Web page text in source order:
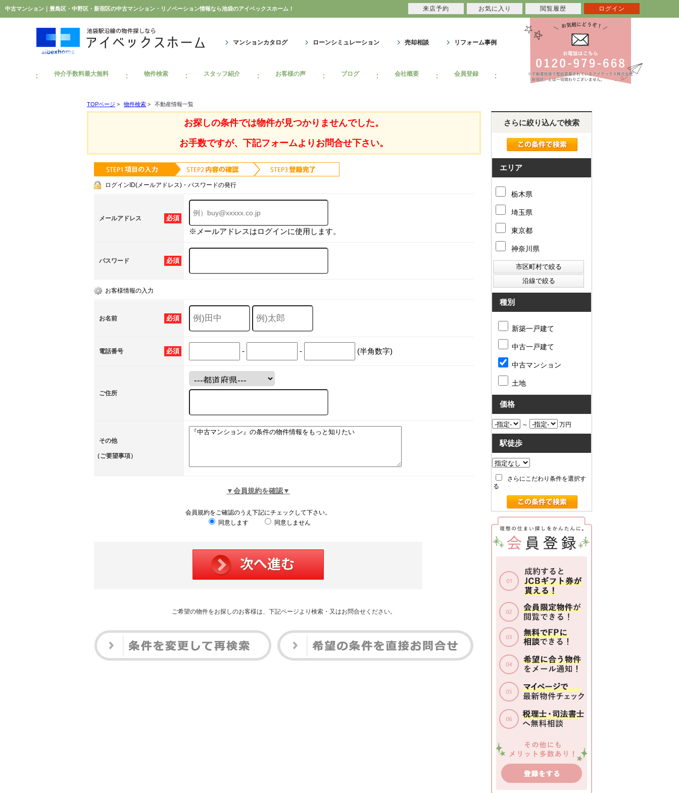
中古マンション｜豊島区・中野区・新宿区の中古マンション・リノベーション情報なら池袋のアイベックスホーム！
マンションカタログ ローンシミュレーション 売却相談 リフォーム事例
仲介手数料最大無料 物件検索 スタッフ紹介 お客様の声 ブログ 会社概要 会員登録
TOPページ > 物件検索 > 不動産情報一覧
お探しの条件では物件が見つかりませんでした。
お手数ですが、下記フォームよりお問合せ下さい。
ログインID(メールアドレス)・パスワードの発行
必須
メールアドレス
※メールアドレスはログインに使用します。
必須
パスワード
お客様情報の入力
必須
お名前
必須
電話番号 - - (半角数字)
ご住所
その他
（ご要望事項）
▼会員規約を確認▼
会員規約をご確認のうえ下記にチェックして下さい。
同意します
同意しません
ご希望の物件をお探しのお客様は、下記ページより検索・又はお問合せください。
さらに絞り込んで検索
エリア
栃木県
埼玉県
東京都
神奈川県
種別
新築一戸建て
中古一戸建て
中古マンション
土地
価格
～ 万円
駅徒歩
さらにこだわり条件を選択す
る
来店予約 お気に入り 閲覧履歴 ログイン